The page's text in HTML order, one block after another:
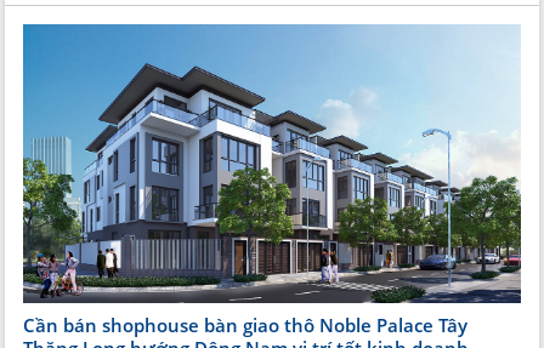
Cần bán shophouse bàn giao thô Noble Palace Tây